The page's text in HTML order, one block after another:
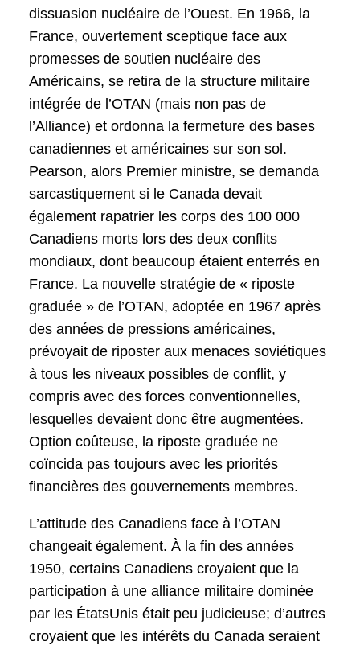
dissuasion nucléaire de l’Ouest. En 1966, la
France, ouvertement sceptique face aux
promesses de soutien nucléaire des
Américains, se retira de la structure militaire
intégrée de l’OTAN (mais non pas de
l’Alliance) et ordonna la fermeture des bases
canadiennes et américaines sur son sol.
Pearson, alors Premier ministre, se demanda
sarcastiquement si le Canada devait
également rapatrier les corps des 100 000
Canadiens morts lors des deux conflits
mondiaux, dont beaucoup étaient enterrés en
France. La nouvelle stratégie de « riposte
graduée » de l’OTAN, adoptée en 1967 après
des années de pressions américaines,
prévoyait de riposter aux menaces soviétiques
à tous les niveaux possibles de conflit, y
compris avec des forces conventionnelles,
lesquelles devaient donc être augmentées.
Option coûteuse, la riposte graduée ne
coïncida pas toujours avec les priorités
financières des gouvernements membres.
L’attitude des Canadiens face à l’OTAN
changeait également. À la fin des années
1950, certains Canadiens croyaient que la
participation à une alliance militaire dominée
par les ÉtatsUnis était peu judicieuse; d’autres
croyaient que les intérêts du Canada seraient